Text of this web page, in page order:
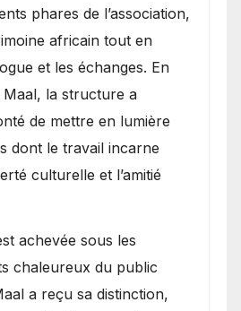
phares de l’association,
africain tout en
et les échanges. En
la structure a
de mettre en lumière
dont le travail incarne
culturelle et l’amitié
achevée sous les
chaleureux du public
a reçu sa distinction,